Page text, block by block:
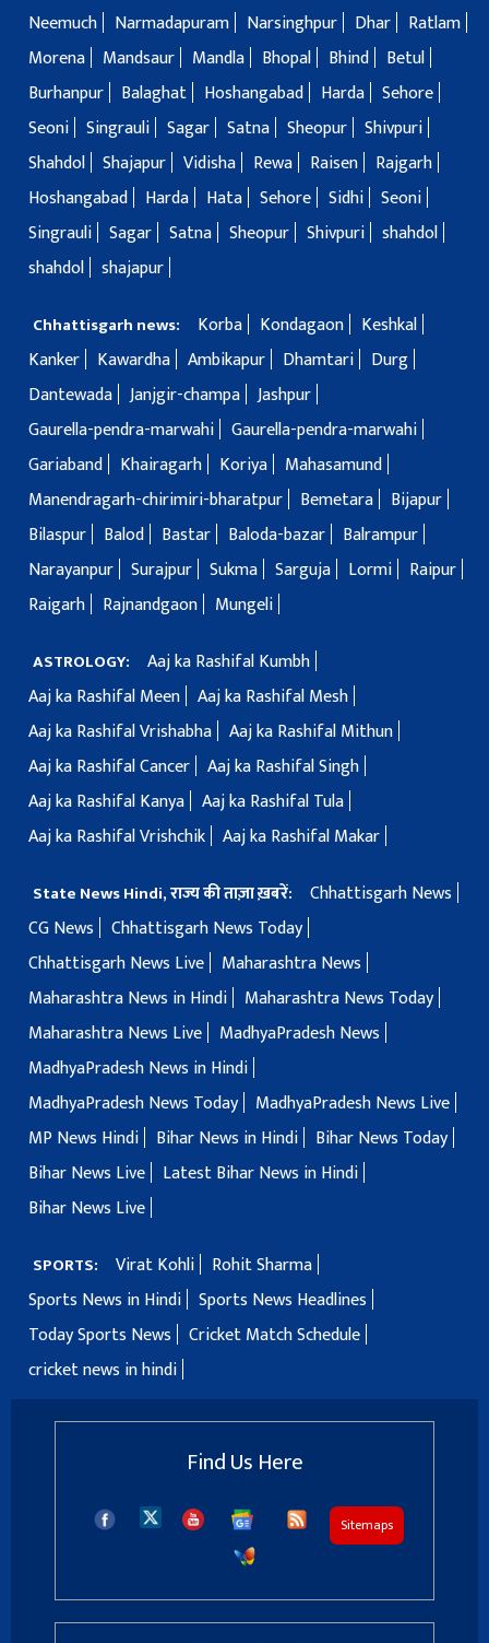
Neemuch
Narmadapuram Narsinghpur Dhar
Ratlam
Morena
Mandsaur Mandla Bhopal Bhind
Betul
Burhanpur
Balaghat Hoshangabad Harda Sehore
Seoni Singrauli Sagar Satna Sheopur Shivpuri
Shahdol Shajapur Vidisha Rewa Raisen
Rajgarh
Hoshangabad
Harda Hata Sehore Sidhi Seoni
Singrauli Sagar Satna Sheopur Shivpuri shahdol
shahdol shajapur
Chhattisgarh news: Korba Kondagaon
Keshkal
Kanker
Kawardha Ambikapur Dhamtari
Durg
Dantewada Janjgir-champa Jashpur
Gaurella-pendra-marwahi Gaurella-pendra-marwahi
Gariaband
Khairagarh Koriya
Mahasamund
Manendragarh-chirimiri-bharatpur
Bemetara
Bijapur
Bilaspur
Balod Bastar Baloda-bazar
Balrampur
Narayanpur Surajpur Sukma Sarguja Lormi
Raipur
Raigarh
Rajnandgaon Mungeli
ASTROLOGY:
Aaj ka Rashifal Kumbh
Aaj ka Rashifal Meen Aaj ka Rashifal Mesh
Aaj ka Rashifal Vrishabha Aaj ka Rashifal Mithun
Aaj ka Rashifal Cancer Aaj ka Rashifal Singh
Aaj ka Rashifal Kanya Aaj ka Rashifal Tula
Aaj ka Rashifal Vrishchik Aaj ka Rashifal Makar
State News Hindi, राज्य की ताज़ा ख़बरें:
Chhattisgarh News
CG News
Chhattisgarh News Today
Chhattisgarh News Live
Maharashtra News
Maharashtra News in Hindi
Maharashtra News Today
Maharashtra News Live
MadhyaPradesh News
MadhyaPradesh News in Hindi
MadhyaPradesh News Today
MadhyaPradesh News Live
MP News Hindi
Bihar News in Hindi
Bihar News Today
Bihar News Live
Latest Bihar News in Hindi
Bihar News Live
SPORTS: Virat Kohli
Rohit Sharma
Sports News in Hindi Sports News Headlines
Today Sports News
Cricket Match Schedule
cricket news in hindi
Find Us Here
Sitemaps